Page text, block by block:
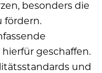
besonders die
fördern.
geschaffen.
und